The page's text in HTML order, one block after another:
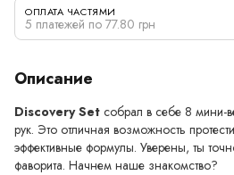
ОПЛАТА ЧАСТЯМИ
5 платежей по 77.80 грн
Описание
Discovery Set собрал в себе 8 мини-
рук. Это отличная возможность
эффективные формулы. Уверены, ты
фаворита. Начнем наше знакомство?